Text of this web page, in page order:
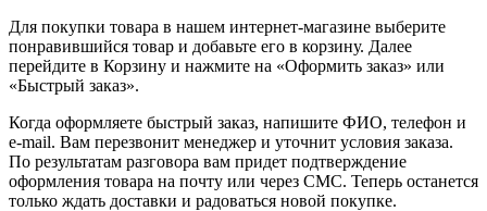
Для покупки товара в нашем интернет-магазине выберите
понравившийся товар и добавьте его в корзину. Далее
перейдите в Корзину и нажмите на «Оформить заказ» или
«Быстрый заказ».
Когда оформляете быстрый заказ, напишите ФИО, телефон и
e-mail. Вам перезвонит менеджер и уточнит условия заказа.
По результатам разговора вам придет подтверждение
оформления товара на почту или через СМС. Теперь останется
только ждать доставки и радоваться новой покупке.